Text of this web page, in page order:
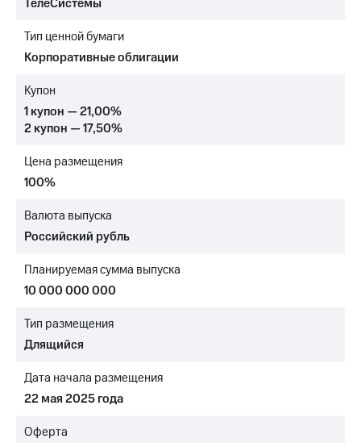
о технологиях
Интервью
Финансовая
Новости
регионе
и акционерам
Корпоративное
Корпоративный
секретарь
информации
Информация
ТелеСистемы
Тип ценной бумаги
Корпоративные облигации
Купон
1 купон — 21,00%
2 купон — 17,50%
Цена размещения
100%
Валюта выпуска
Российский рубль
Планируемая сумма выпуска
10 000 000 000
Тип размещения
Длящийся
Дата начала размещения
22 мая 2025 года
Оферта